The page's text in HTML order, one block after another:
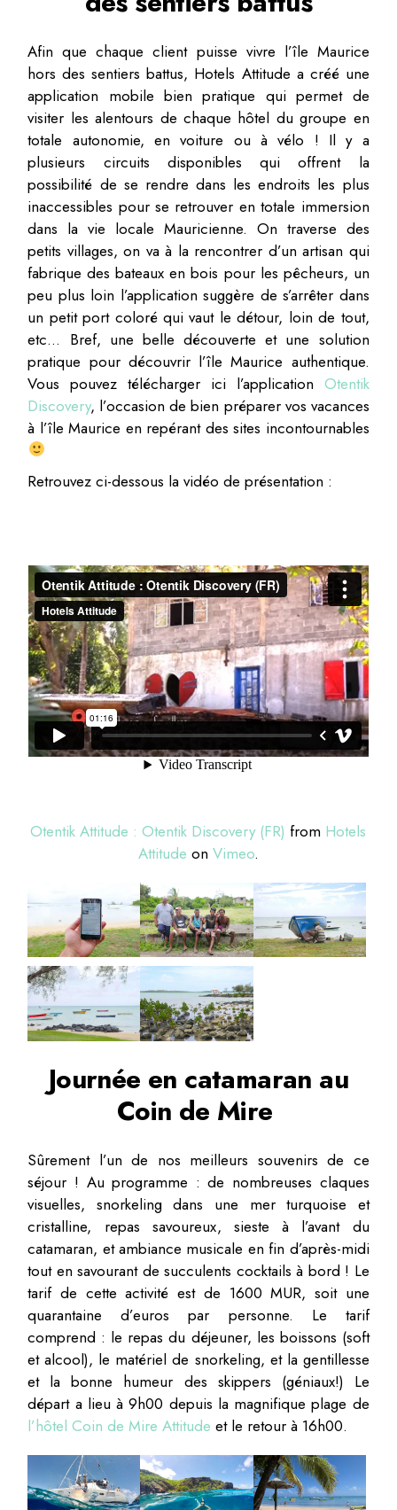
Afin que chaque client puisse vivre l’île Maurice
hors des sentiers battus, Hotels Attitude a créé une
application mobile bien pratique qui permet de
visiter les alentours de chaque hôtel du groupe en
totale autonomie, en voiture ou à vélo ! Il y a
plusieurs circuits disponibles qui offrent la
possibilité de se rendre dans les endroits les plus
inaccessibles pour se retrouver en totale immersion
dans la vie locale Mauricienne. On traverse des
petits villages, on va à la rencontrer d’un artisan qui
fabrique des bateaux en bois pour les pêcheurs, un
peu plus loin l’application suggère de s’arrêter dans
un petit port coloré qui vaut le détour, loin de tout,
etc… Bref, une belle découverte et une solution
pratique pour découvrir l’île Maurice authentique.
Vous pouvez télécharger ici l’application Otentik
Discovery, l’occasion de bien préparer vos vacances
à l’île Maurice en repérant des sites incontournables
Retrouvez ci-dessous la vidéo de présentation :
Otentik Attitude : Otentik Discovery (FR) from Hotels
Attitude on Vimeo.
Journée en catamaran au
Coin de Mire
Sûrement l’un de nos meilleurs souvenirs de ce
séjour ! Au programme : de nombreuses claques
visuelles, snorkeling dans une mer turquoise et
cristalline, repas savoureux, sieste à l’avant du
catamaran, et ambiance musicale en fin d’après-midi
tout en savourant de succulents cocktails à bord ! Le
tarif de cette activité est de 1600 MUR, soit une
quarantaine d’euros par personne. Le tarif
comprend : le repas du déjeuner, les boissons (soft
et alcool), le matériel de snorkeling, et la gentillesse
et la bonne humeur des skippers (géniaux!) Le
départ a lieu à 9h00 depuis la magnifique plage de
l’hôtel Coin de Mire Attitude et le retour à 16h00.